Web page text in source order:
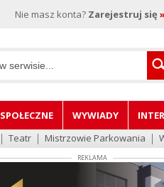
Nie masz konta? Zarejestruj się »
SPOŁECZNE WYWIADY
Teatr Mistrzowie Parkowania
REKLAMA